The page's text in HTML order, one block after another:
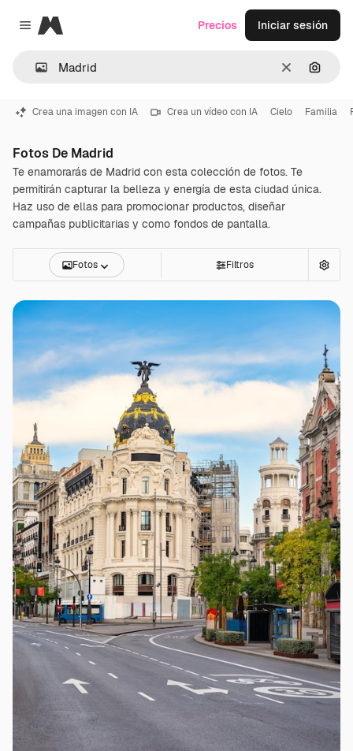
Close menu
Magnific
Borrar
Precios Iniciar sesión
Crea una imagen con IA Crea un vídeo con IA Cielo Familia
Fotos De Madrid
Te enamorarás de Madrid con esta colección de fotos. Te
permitirán capturar la belleza y energía de esta ciudad única.
Haz uso de ellas para promocionar productos, diseñar
campañas publicitarias y como fondos de pantalla.
Fotos Filtros